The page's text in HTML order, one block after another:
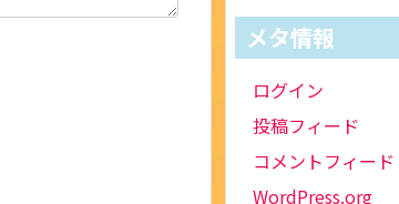
メタ情報
ログイン
投稿フィード
コメントフィード
WordPress.org